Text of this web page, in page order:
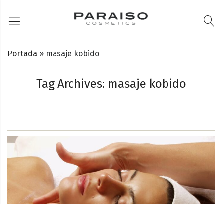
Tag Archives: masaje kobido
Portada » masaje kobido